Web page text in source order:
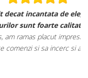
ele, materialele
abia astept
si alte produse.